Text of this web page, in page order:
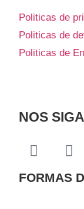
Politicas de
Politicas de
Politicas de
NOS
FORMAS